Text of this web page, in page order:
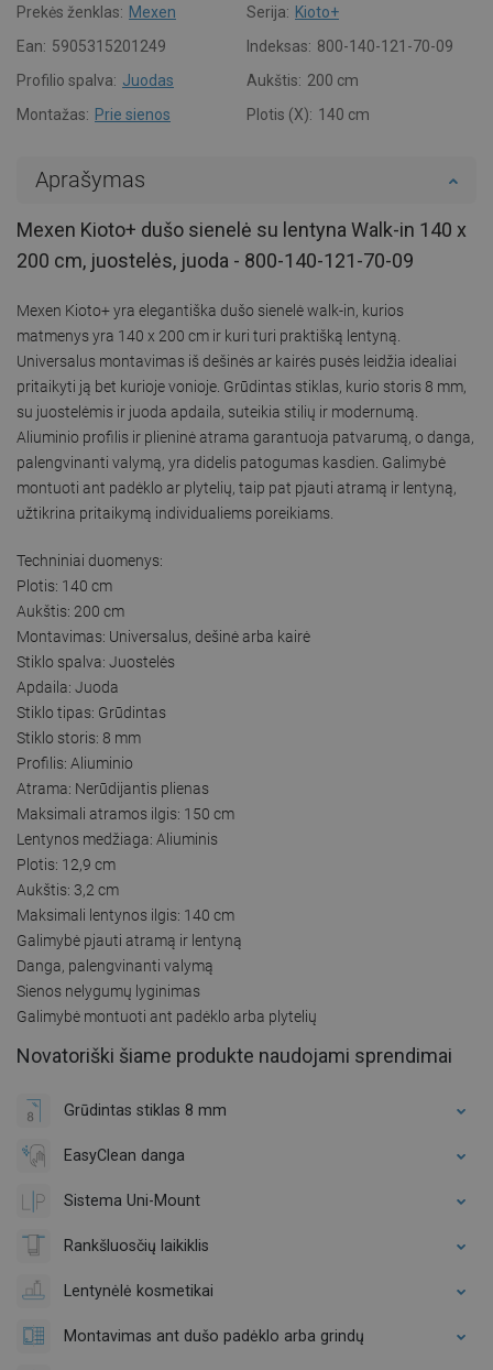
Prekės ženklas: Mexen Serija: Kioto+
Ean: 5905315201249 Indeksas: 800-140-121-70-09
Profilio spalva: Juodas Aukštis: 200 cm
Montažas: Prie sienos Plotis (X): 140 cm
Aprašymas
Mexen Kioto+ dušo sienelė su lentyna Walk-in 140 x
200 cm, juostelės, juoda - 800-140-121-70-09
Mexen Kioto+ yra elegantiška dušo sienelė walk-in, kurios
matmenys yra 140 x 200 cm ir kuri turi praktišką lentyną.
Universalus montavimas iš dešinės ar kairės pusės leidžia idealiai
pritaikyti ją bet kurioje vonioje. Grūdintas stiklas, kurio storis 8 mm,
su juostelėmis ir juoda apdaila, suteikia stilių ir modernumą.
Aliuminio profilis ir plieninė atrama garantuoja patvarumą, o danga,
palengvinanti valymą, yra didelis patogumas kasdien. Galimybė
montuoti ant padėklo ar plytelių, taip pat pjauti atramą ir lentyną,
užtikrina pritaikymą individualiems poreikiams.
Techniniai duomenys:
Plotis: 140 cm
Aukštis: 200 cm
Montavimas: Universalus, dešinė arba kairė
Stiklo spalva: Juostelės
Apdaila: Juoda
Stiklo tipas: Grūdintas
Stiklo storis: 8 mm
Profilis: Aliuminio
Atrama: Nerūdijantis plienas
Maksimali atramos ilgis: 150 cm
Lentynos medžiaga: Aliuminis
Plotis: 12,9 cm
Aukštis: 3,2 cm
Maksimali lentynos ilgis: 140 cm
Galimybė pjauti atramą ir lentyną
Danga, palengvinanti valymą
Sienos nelygumų lyginimas
Galimybė montuoti ant padėklo arba plytelių
Novatoriški šiame produkte naudojami sprendimai
Grūdintas stiklas 8 mm
EasyClean danga
Sistema Uni-Mount
Rankšluosčių laikiklis
Lentynėlė kosmetikai
Montavimas ant dušo padėklo arba grindų